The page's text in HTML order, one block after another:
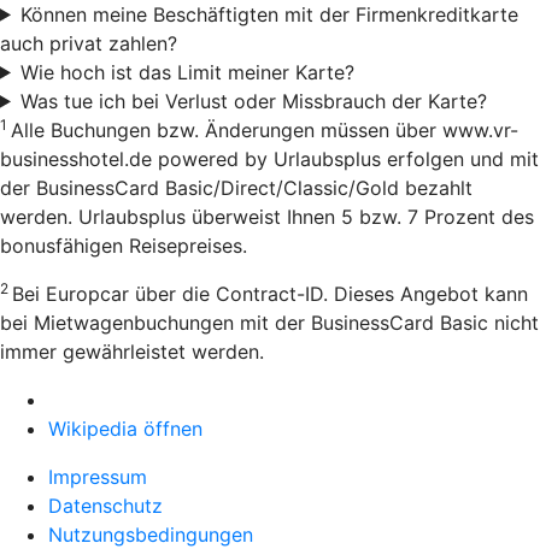
Können meine Beschäftigten mit der Firmenkreditkarte
auch privat zahlen?
Wie hoch ist das Limit meiner Karte?
Was tue ich bei Verlust oder Missbrauch der Karte?
1 Alle Buchungen bzw. Änderungen müssen über www.vr-
businesshotel.de powered by Urlaubsplus erfolgen und mit
der BusinessCard Basic/Direct/Classic/Gold bezahlt
werden. Urlaubsplus überweist Ihnen 5 bzw. 7 Prozent des
bonusfähigen Reisepreises.
2 Bei Europcar über die Contract-ID. Dieses Angebot kann
bei Mietwagenbuchungen mit der BusinessCard Basic nicht
immer gewährleistet werden.
Wikipedia öffnen
Impressum
Datenschutz
Nutzungsbedingungen